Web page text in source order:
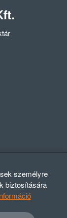
személyre
biztosítására